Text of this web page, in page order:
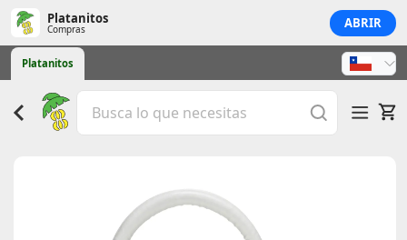
Platanitos
Compras ABRIR
Platanitos